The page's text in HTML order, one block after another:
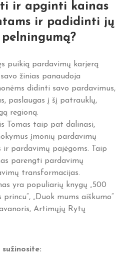
ir apginti kainas
ir padidinti jų
puikią pardavimų karjerą
žinias panaudoja
didinti savo pardavimus,
paslaugas į šį patrauklų,
regioną.
Tomas taip pat dalinasi,
įmonių pardavimų
ir pardavimų pajėgoms. Taip
parengti pardavimų
transformacijas.
yra populiarių knygų „500
„Duok mums aiškumo“
Artimųjų Rytų
sužinosite: